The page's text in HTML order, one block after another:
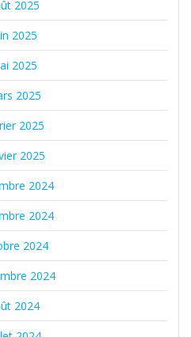
2025
2025
2025
2025
2025
2025
2024
2024
2024
2024
2024